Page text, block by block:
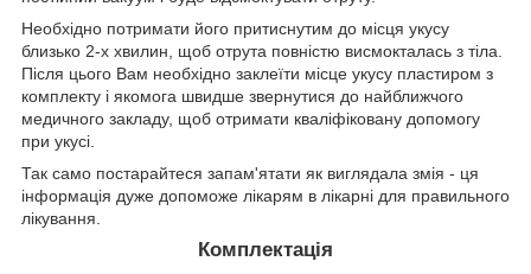
Необхідно потримати його притиснутим до місця укусу
близько 2-х хвилин, щоб отрута повністю висмокталась з тіла.
Після цього Вам необхідно заклеїти місце укусу пластиром з
комплекту і якомога швидше звернутися до найближчого
медичного закладу, щоб отримати кваліфіковану допомогу
при укусі.
Так само постарайтеся запам'ятати як виглядала змія - ця
інформація дуже допоможе лікарям в лікарні для правильного
лікування.
Комплектація